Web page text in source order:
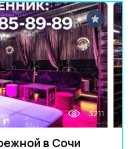
в Сочи
3211